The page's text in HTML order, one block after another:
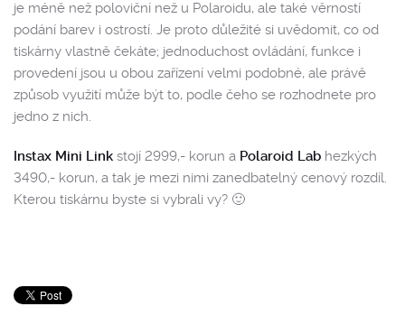
je méně než poloviční než u Polaroidu, ale také věrností
podání barev i ostrostí. Je proto důležité si uvědomit, co od
tiskárny vlastně čekáte; jednoduchost ovládání, funkce i
provedení jsou u obou zařízení velmi podobné, ale právě
způsob využití může být to, podle čeho se rozhodnete pro
jedno z nich.
Instax Mini Link stojí 2999,- korun a Polaroid Lab hezkých
3490,- korun, a tak je mezi nimi zanedbatelný cenový rozdíl.
Kterou tiskárnu byste si vybrali vy? 🙂